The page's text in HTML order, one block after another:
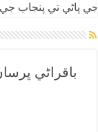
پاڻي تي پنجاب جي
باقراڻي